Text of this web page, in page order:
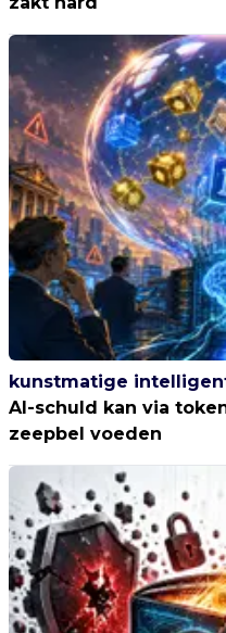
kunstmatige
AI-schuld kan via
zeepbel voeden